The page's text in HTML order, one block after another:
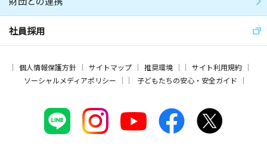
社員採用
個人情報保護方針 サイトマップ 推奨環境
サイト利用規約
ソーシャルメディアポリシー
子どもたちの安心・安全ガイド